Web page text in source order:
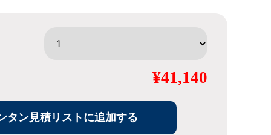
¥41,140
タン見積リストに追加する